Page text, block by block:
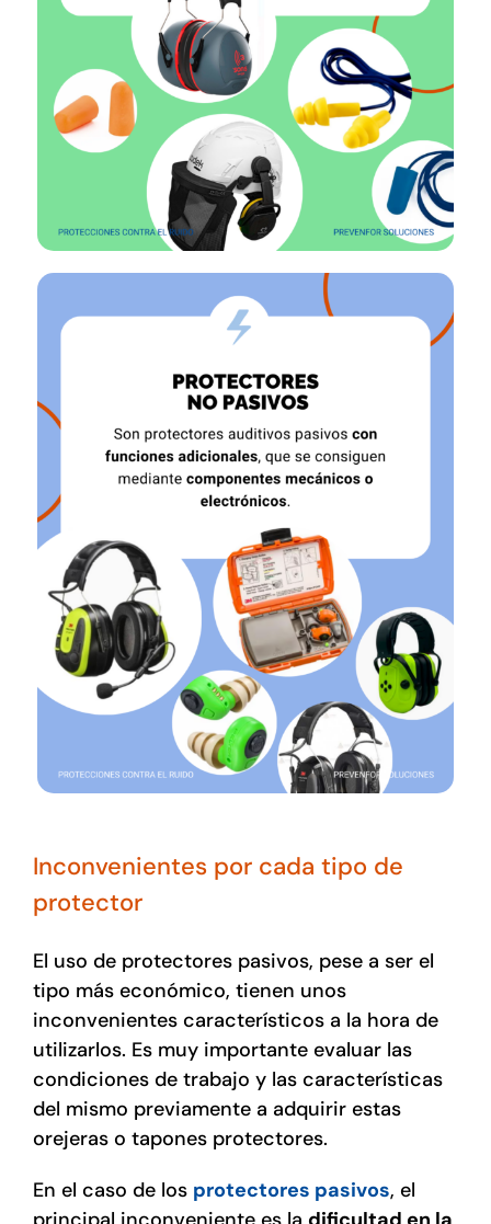
Inconvenientes por cada tipo de
protector
El uso de protectores pasivos, pese a ser el
tipo más económico, tienen unos
inconvenientes característicos a la hora de
utilizarlos. Es muy importante evaluar las
condiciones de trabajo y las características
del mismo previamente a adquirir estas
orejeras o tapones protectores.
En el caso de los protectores pasivos, el